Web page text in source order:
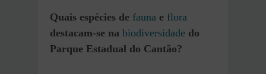
Quais espécies de fauna e flora
destacam-se na biodiversidade do
Parque Estadual do Cantão?